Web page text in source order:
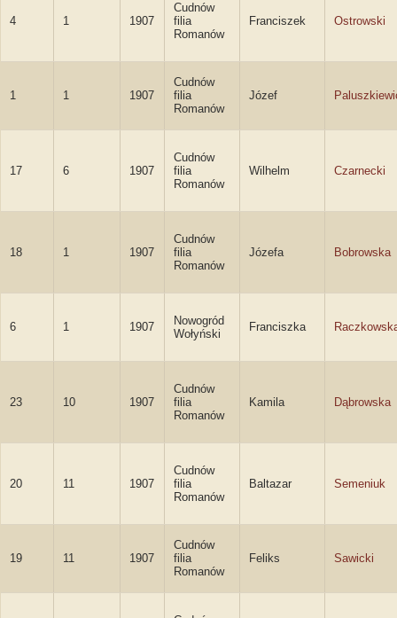
4 1 1907
Cudnów
filia
Romanów
Franciszek Ostrowski
1 1 1907
Cudnów
filia
Romanów
Józef
17 6 1907
Cudnów
filia
Romanów
Wilhelm Czarnecki
18 1 1907
Cudnów
filia
Romanów
Józefa Bobrowska
6 1 1907
Nowogród
Wołyński
Franciszka
23 10 1907
Cudnów
filia
Romanów
Kamila Dąbrowska
20 11 1907
Cudnów
filia
Romanów
Baltazar Semeniuk
19 11 1907
Cudnów
filia
Romanów
Feliks Sawicki